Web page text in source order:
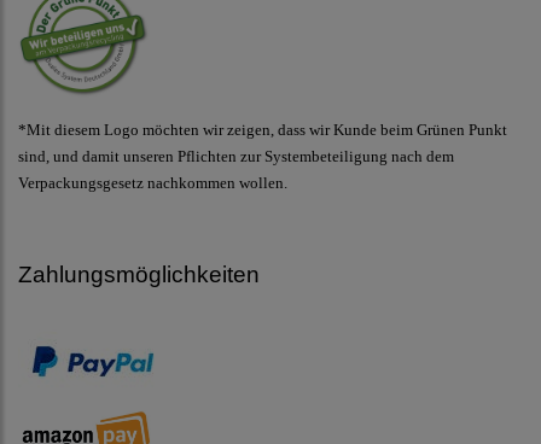
*Mit diesem Logo möchten wir zeigen, dass wir Kunde beim Grünen Punkt
sind, und damit unseren Pflichten zur Systembeteiligung nach dem
Verpackungsgesetz nachkommen wollen.
Zahlungsmöglichkeiten